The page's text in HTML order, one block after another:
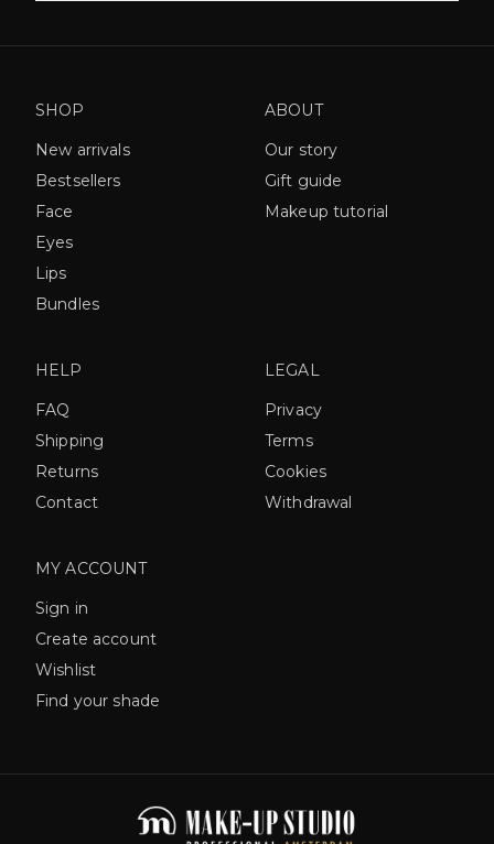
SHOP
New arrivals
Bestsellers
Face
Eyes
Lips
Bundles
ABOUT
Our story
Gift guide
Makeup tutorial
HELP
FAQ
Shipping
Returns
Contact
LEGAL
Privacy
Terms
Cookies
Withdrawal
MY ACCOUNT
Sign in
Create account
Wishlist
Find your shade